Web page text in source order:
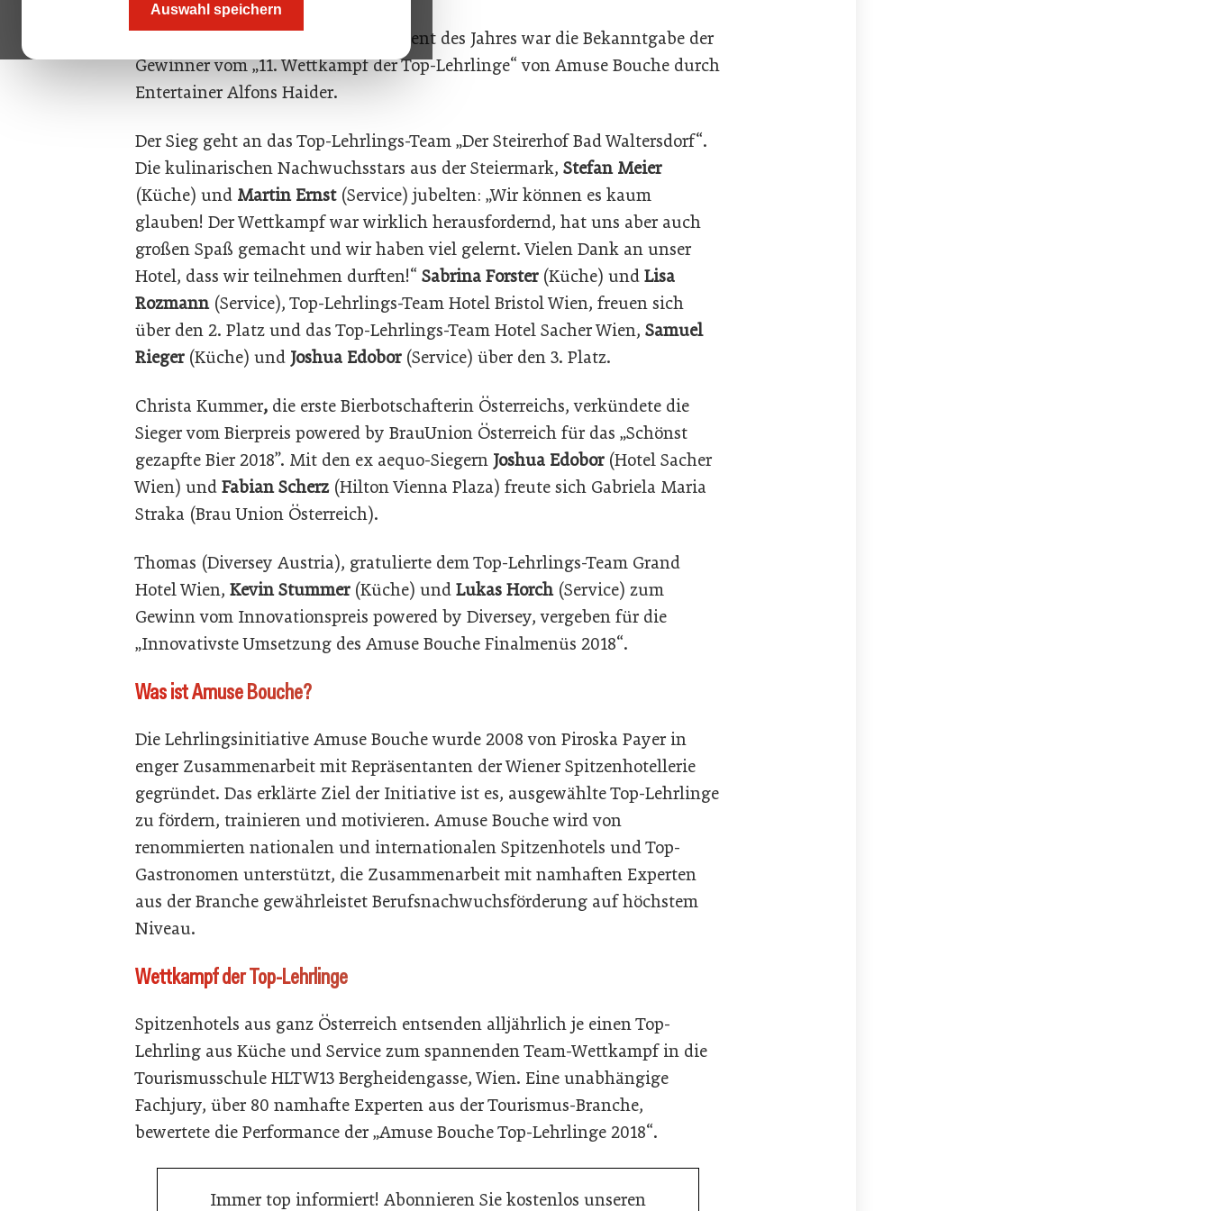
Auswahl speichern
Das Highlight des Top-Lehrlings-Event des Jahres war die Bekanntgabe der
Gewinner vom „11. Wettkampf der Top-Lehrlinge“ von Amuse Bouche durch
Entertainer Alfons Haider.
Der Sieg geht an das Top-Lehrlings-Team „Der Steirerhof Bad Waltersdorf“.
Die kulinarischen Nachwuchsstars aus der Steiermark, Stefan Meier
(Küche) und Martin Ernst (Service) jubelten: „Wir können es kaum
glauben! Der Wettkampf war wirklich herausfordernd, hat uns aber auch
großen Spaß gemacht und wir haben viel gelernt. Vielen Dank an unser
Hotel, dass wir teilnehmen durften!“ Sabrina Forster(Küche) und Lisa
Rozmann(Service), Top-Lehrlings-Team Hotel Bristol Wien, freuen sich
über den 2. Platz und das Top-Lehrlings-Team Hotel Sacher Wien, Samuel
Rieger(Küche) und Joshua Edobor(Service) über den 3. Platz.
Christa Kummer, die erste Bierbotschafterin Österreichs, verkündete die
Sieger vom Bierpreis powered by BrauUnion Österreich für das „Schönst
gezapfte Bier 2018”. Mit den ex aequo-Siegern Joshua Edobor(Hotel Sacher
Wien) und Fabian Scherz(Hilton Vienna Plaza) freute sich Gabriela Maria
Straka (Brau Union Österreich).
Thomas (Diversey Austria), gratulierte dem Top-Lehrlings-Team Grand
Hotel Wien, Kevin Stummer (Küche) und Lukas Horch(Service) zum
Gewinn vom Innovationspreis powered by Diversey, vergeben für die
„Innovativste Umsetzung des Amuse Bouche Finalmenüs 2018“.
Was ist Amuse Bouche?
Die Lehrlingsinitiative Amuse Bouche wurde 2008 von Piroska Payer in
enger Zusammenarbeit mit Repräsentanten der Wiener Spitzenhotellerie
gegründet. Das erklärte Ziel der Initiative ist es, ausgewählte Top-Lehrlinge
zu fördern, trainieren und motivieren. Amuse Bouche wird von
renommierten nationalen und internationalen Spitzenhotels und Top-
Gastronomen unterstützt, die Zusammenarbeit mit namhaften Experten
aus der Branche gewährleistet Berufsnachwuchsförderung auf höchstem
Niveau.
Wettkampf der Top-Lehrlinge
Spitzenhotels aus ganz Österreich entsenden alljährlich je einen Top-
Lehrling aus Küche und Service zum spannenden Team-Wettkampf in die
Tourismusschule HLTW13 Bergheidengasse, Wien. Eine unabhängige
Fachjury, über 80 namhafte Experten aus der Tourismus-Branche,
bewertete die Performance der „Amuse Bouche Top-Lehrlinge 2018“.
Immer top informiert! Abonnieren Sie kostenlos unseren